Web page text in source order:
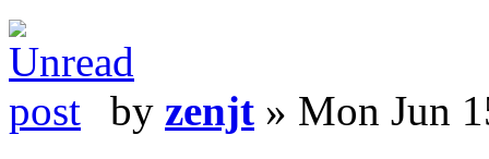
by zenjt » Mon Jun